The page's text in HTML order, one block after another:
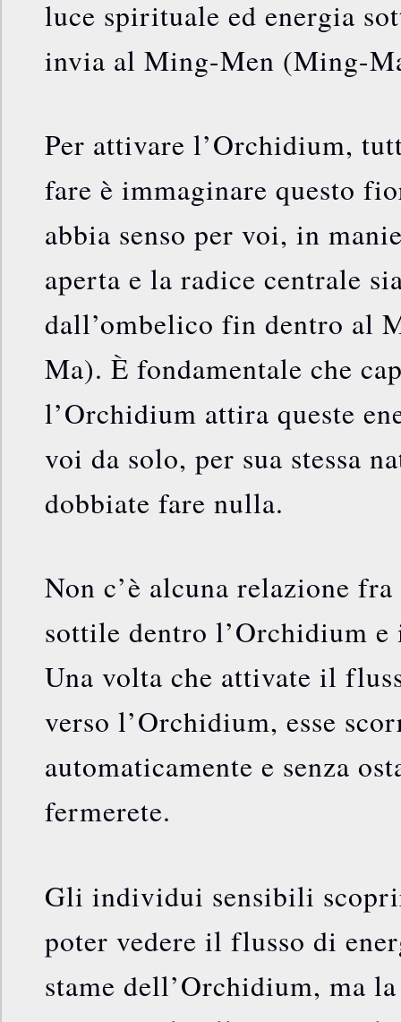
luce spirituale ed energia
invia al Ming-Men (Ming-
Per attivare l’Orchidium,
fare è immaginare questo
abbia senso per voi, in
aperta e la radice centrale
dall’ombelico fin dentro al
Ma). È fondamentale che
l’Orchidium attira queste
voi da solo, per sua stessa
dobbiate fare nulla.
Non c’è alcuna relazione
sottile dentro l’Orchidium
Una volta che attivate il
verso l’Orchidium, esse
automaticamente e senza
fermerete.
Gli individui sensibili
poter vedere il flusso di
stame dell’Orchidium, ma